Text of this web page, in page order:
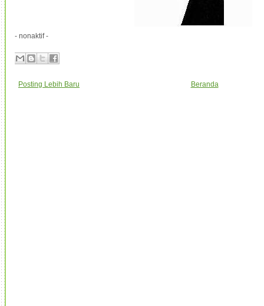
- nonaktif -
Posting Lebih Baru Beranda